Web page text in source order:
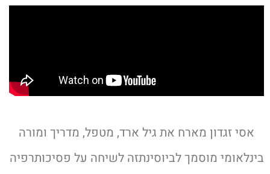
אסי זגדון מארח את גיל ארד, מטפל, מדריך ומורה
בינלאומי מוסמך לביוסינתזה לשיחה על פסיכותרפיה